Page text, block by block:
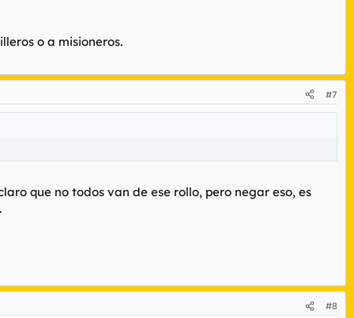
o a misioneros.
#7
que no todos van de ese rollo, pero negar eso, es
#8